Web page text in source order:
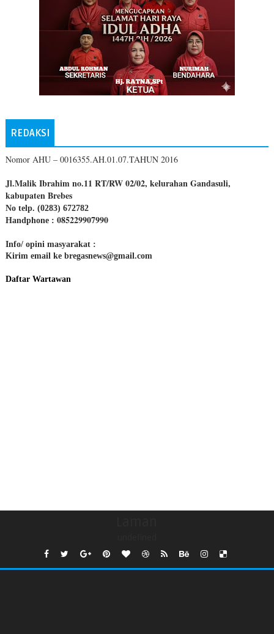
REDAKSI
Nomor AHU – 0016355.AH.01.07.TAHUN 2016
Jl.Malik Ibrahim no.11 RT/RW 02/02, kelurahan Gandasuli,
kabupaten Brebes
No telp. (0283) 672782
Handphone : 085229907990
Info/ opini masyarakat :
Kirim email ke bregasnews@gmail.com
Daftar Wartawan